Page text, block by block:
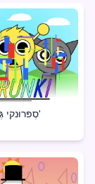
סְפּרוּנקי גְּלִיץ'